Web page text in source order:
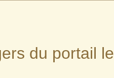
du portail